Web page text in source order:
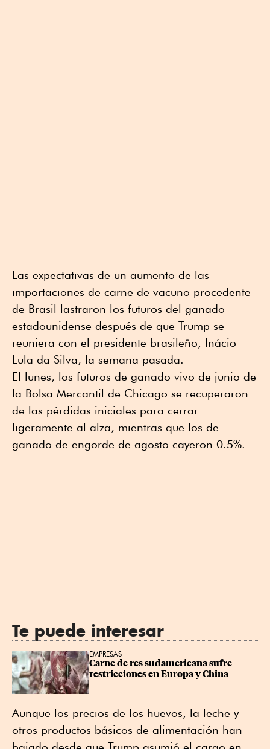
Las expectativas de un aumento de las
importaciones de carne de vacuno procedente
de Brasil lastraron los futuros del ganado
estadounidense después de que Trump se
reuniera con el presidente brasileño, Inácio
Lula da Silva, la semana pasada.
El lunes, los futuros de ganado vivo de junio de
la Bolsa Mercantil de Chicago se recuperaron
de las pérdidas iniciales para cerrar
ligeramente al alza, mientras que los de
ganado de engorde de agosto cayeron 0.5%.
Te puede interesar
EMPRESAS
Carne de res sudamericana sufre
restricciones en Europa y China
Aunque los precios de los huevos, la leche y
otros productos básicos de alimentación han